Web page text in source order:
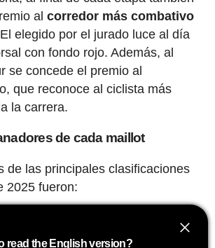
al corredor más combativo
elegido por el jurado luce al día
con fondo rojo. Además, al
se concede el premio al
que reconoce al ciclista más
la carrera.
de cada maillot
de las principales clasificaciones
2025 fueron:
read the English version?